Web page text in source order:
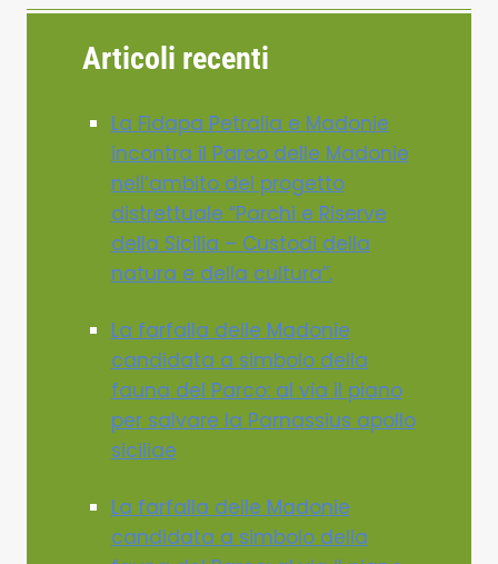
Articoli recenti
La Fidapa Petralia e Madonie
incontra il Parco delle Madonie
nell’ambito del progetto
distrettuale “Parchi e Riserve
della Sicilia – Custodi della
natura e della cultura”.
La farfalla delle Madonie
candidata a simbolo della
fauna del Parco: al via il piano
per salvare la Parnassius apollo
siciliae
La farfalla delle Madonie
candidata a simbolo della